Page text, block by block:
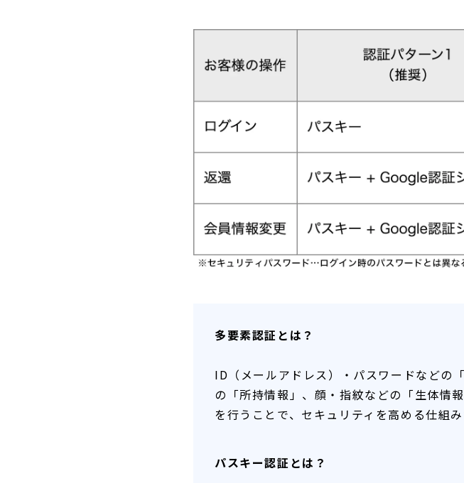
多要素認証とは？
ID（メールアドレス）・パスワードなどの
の「所持情報」、顔・指紋などの「生体情
を行うことで、セキュリティを高める仕組み
パスキー認証とは？